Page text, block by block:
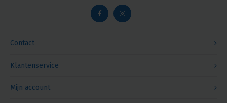
Contact
Klantenservice
Mijn account